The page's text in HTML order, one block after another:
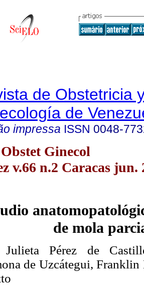
de Obstetricia
de
impressa ISSN 0048-
Ginecol
v.66 n.2 Caracas jun.
de mola
Julieta Pérez de
de Uzcátegui,